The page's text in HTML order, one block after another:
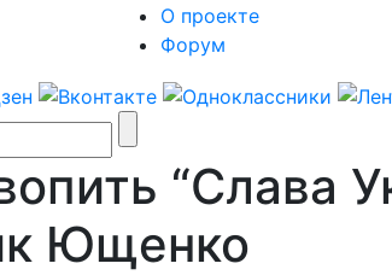
О проекте
Форум
“Слава
Ющенко